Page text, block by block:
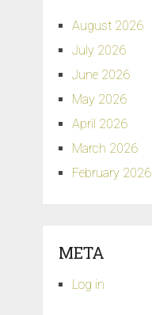
August 2026
July 2026
June 2026
May 2026
April 2026
March 2026
February 2026
META
Log in